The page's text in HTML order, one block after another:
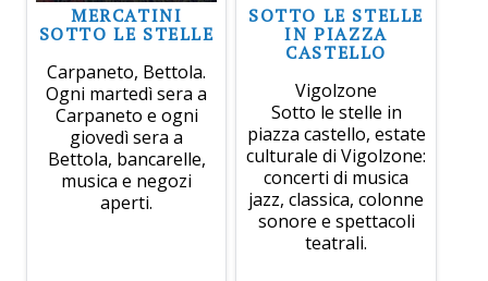
MERCATINI
SOTTO LE STELLE
Carpaneto, Bettola.
Ogni martedì sera a
Carpaneto e ogni
giovedì sera a
Bettola, bancarelle,
musica e negozi
aperti.
SOTTO LE STELLE
IN PIAZZA
CASTELLO
Vigolzone
Sotto le stelle in
piazza castello, estate
culturale di Vigolzone:
concerti di musica
jazz, classica, colonne
sonore e spettacoli
teatrali.